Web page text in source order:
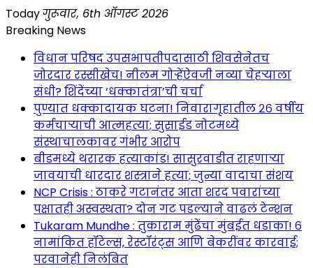
Skip
to
Todayगुरूवार, 6th ऑगस्ट 2026
Breaking News
विधान परिषद उपसभापतीपदासाठी शिवसेनेतच
जोरदार रस्सीखेच! नीलम गोऱ्हेंऐवजी नव्या चेहऱ्याला
संधी? शिंदेंच्या ‘धक्कातंत्रा’ची चर्चा
पुण्यात धक्कादायक घटना! निवारागृहातील २६ वर्षीय
कर्मचाऱ्याची आत्महत्या; सुसाईड नोटमध्ये
संस्थाचालकावर गंभीर आरोप
बीडमध्ये थरारक हत्याकांड! सासुरवाडीत राहणाऱ्या
जावयाची धारदार शस्त्राने हत्या; जुन्या वादाचा संशय
NCP Crisis : ठाकरे गटानंतर आता शरद पवारांच्या
पक्षातही अस्वस्थता? दोन गट पडल्याने वाढलं टेन्शन
Tukaram Mundhe : तुकाराम मुंढेंचा मुंबईत धडाका! ६
नामांकित हॉटेल्स, रेस्टॉरंट्स आणि बेकरींवर कारवाई;
परवानेही निलंबित